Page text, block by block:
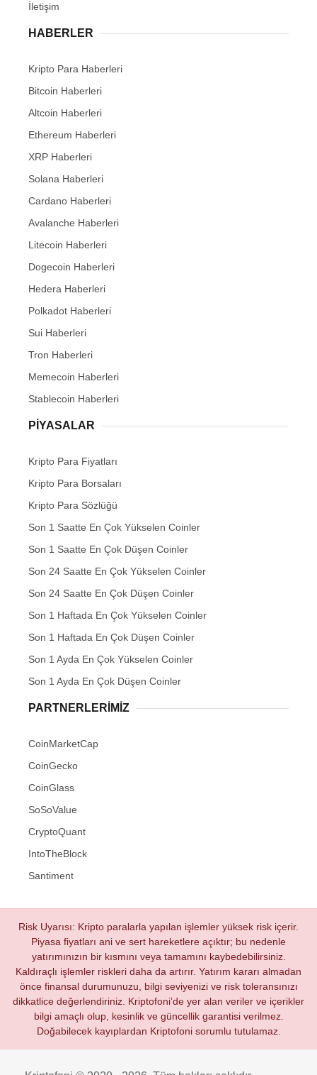
İletişim
HABERLER
Kripto Para Haberleri
Bitcoin Haberleri
Altcoin Haberleri
Ethereum Haberleri
XRP Haberleri
Solana Haberleri
Cardano Haberleri
Avalanche Haberleri
Litecoin Haberleri
Dogecoin Haberleri
Hedera Haberleri
Polkadot Haberleri
Sui Haberleri
Tron Haberleri
Memecoin Haberleri
Stablecoin Haberleri
PIYASALAR
Kripto Para Fiyatları
Kripto Para Borsaları
Kripto Para Sözlüğü
Son 1 Saatte En Çok Yükselen Coinler
Son 1 Saatte En Çok Düşen Coinler
Son 24 Saatte En Çok Yükselen Coinler
Son 24 Saatte En Çok Düşen Coinler
Son 1 Haftada En Çok Yükselen Coinler
Son 1 Haftada En Çok Düşen Coinler
Son 1 Ayda En Çok Yükselen Coinler
Son 1 Ayda En Çok Düşen Coinler
PARTNERLERIMIZ
CoinMarketCap
CoinGecko
CoinGlass
SoSoValue
CryptoQuant
IntoTheBlock
Santiment
Risk Uyarısı: Kripto paralarla yapılan işlemler yüksek risk içerir.
Piyasa fiyatları ani ve sert hareketlere açıktır; bu nedenle
yatırımınızın bir kısmını veya tamamını kaybedebilirsiniz.
Kaldıraçlı işlemler riskleri daha da artırır. Yatırım kararı almadan
önce finansal durumunuzu, bilgi seviyenizi ve risk toleransınızı
dikkatlice değerlendiriniz. Kriptofoni’de yer alan veriler ve içerikler
bilgi amaçlı olup, kesinlik ve güncellik garantisi verilmez.
Doğabilecek kayıplardan Kriptofoni sorumlu tutulamaz.